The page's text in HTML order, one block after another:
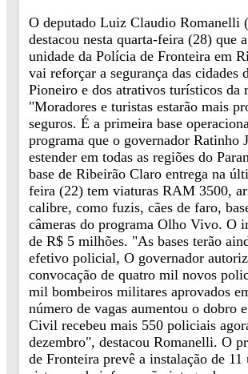
O deputado Luiz Claudio Romanelli
destacou nesta quarta-feira (28) que
unidade da Polícia de Fronteira em
vai reforçar a segurança das cidades
Pioneiro e dos atrativos turísticos da
"Moradores e turistas estarão mais
seguros. É a primeira base
programa que o governador Ratinho
estender em todas as regiões do
base de Ribeirão Claro entrega na
feira (22) tem viaturas RAM 3500,
calibre, como fuzis, cães de faro,
câmeras do programa Olho Vivo. O
de R$ 5 milhões. "As bases terão
efetivo policial, O governador
convocação de quatro mil novos
mil bombeiros militares aprovados
número de vagas aumentou o dobro
Civil recebeu mais 550 policiais
dezembro", destacou Romanelli. O
de Fronteira prevê a instalação de 11